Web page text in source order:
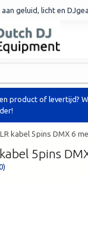
geluid, licht en
product of levertijd?
kabel 5pins DMX 6
5pins